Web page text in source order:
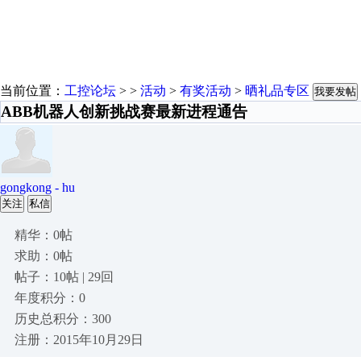
当前位置： 工控论坛 > > 活动 > 有奖活动 > 晒礼品专区 我要发帖
ABB机器人创新挑战赛最新进程通告
gongkong - hu
关注 私信
精华：0帖
求助：0帖
帖子：10帖 | 29回
年度积分：0
历史总积分：300
注册：2015年10月29日